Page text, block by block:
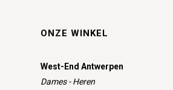
ONZE WINKEL
West-End Antwerpen
Dames - Heren